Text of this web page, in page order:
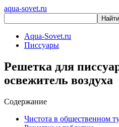
aqua-sovet.ru
Aqua-Sovet.ru
Писсуары
Решетка для
освежитель воздуха
Содержание
Чистота в общественном